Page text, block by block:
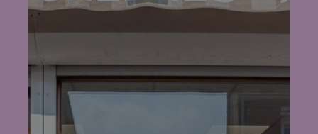
SERVICES AUX FAMILLES
ESPACES HOMMAGES